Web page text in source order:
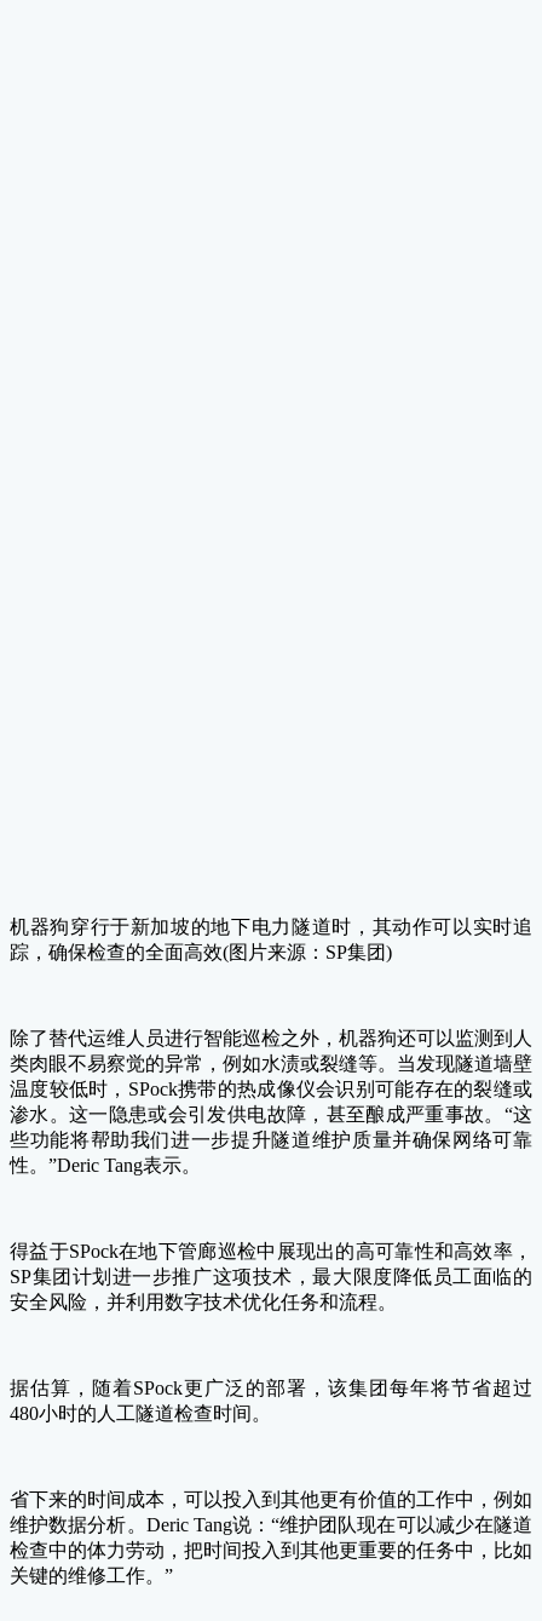
机器狗穿行于新加坡的地下电力隧道时，其动作可以实时追
踪，确保检查的全面高效(图片来源：SP集团)
除了替代运维人员进行智能巡检之外，机器狗还可以监测到人
类肉眼不易察觉的异常，例如水渍或裂缝等。当发现隧道墙壁
温度较低时，SPock携带的热成像仪会识别可能存在的裂缝或
渗水。这一隐患或会引发供电故障，甚至酿成严重事故。“这
些功能将帮助我们进一步提升隧道维护质量并确保网络可靠
性。”Deric Tang表示。
得益于SPock在地下管廊巡检中展现出的高可靠性和高效率，
SP集团计划进一步推广这项技术，最大限度降低员工面临的
安全风险，并利用数字技术优化任务和流程。
据估算，随着SPock更广泛的部署，该集团每年将节省超过
480小时的人工隧道检查时间。
省下来的时间成本，可以投入到其他更有价值的工作中，例如
维护数据分析。Deric Tang说：“维护团队现在可以减少在隧道
检查中的体力劳动，把时间投入到其他更重要的任务中，比如
关键的维修工作。”